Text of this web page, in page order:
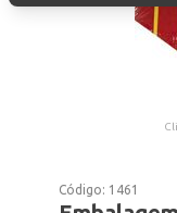
Código: 1461